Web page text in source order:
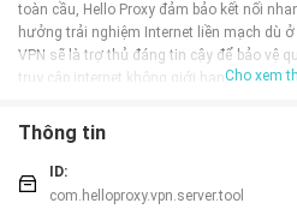
toàn cầu, Hello Proxy đảm bảo kết nối
hưởng trải nghiệm Internet liền mạch dù ở
VPN sẽ là trợ thủ đáng tin cậy để bảo vệ
truy cập internet không giới hạn.
Bảo vệ quyền riêng tư trực tuyến: Hello
nhất cho thông tin cá nhân và các hoạt
hóa kết nối internet sẽ giúp bảo vệ thông
nhập từ bên ngoài.
Cho xem
Thông tin
ID:
com.helloproxy.vpn.server.tool